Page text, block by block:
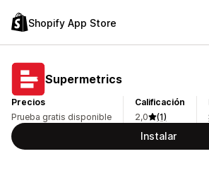
Shopify App Store
Supermetrics
Precios
Prueba gratis disponible
Calificación
2,0
(1)
Instalar